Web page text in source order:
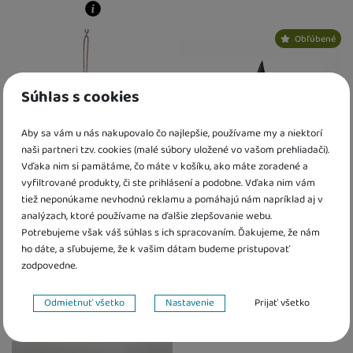
Súhlas s cookies
Aby sa vám u nás nakupovalo čo najlepšie, používame my a niektorí
naši partneri tzv. cookies (malé súbory uložené vo vašom prehliadači).
Vďaka nim si pamätáme, čo máte v košíku, ako máte zoradené a
vyfiltrované produkty, či ste prihlásení a podobne. Vďaka nim vám
tiež neponúkame nevhodnú reklamu a pomáhajú nám napríklad aj v
analýzach, ktoré používame na ďalšie zlepšovanie webu.
Potrebujeme však váš súhlas s ich spracovaním. Ďakujeme, že nám
ho dáte, a sľubujeme, že k vašim dátam budeme pristupovať
zodpovedne.
Nastavenie súhlasov s kategóriami cookies
VŽDY AKTÍVNE
Odmietnuť všetko Nastavenie Prijať všetko
Kdy zboží dostanete?
Osobný odber vo výdajnom mieste
12. 8.
5 a více ks:Osobný odber vo výdajnom mieste17. 8.
Osobný odber vo
18. 8.
Disk hojdacia kvietka priemer
29 cm
8,30
skladem 1 ks
Obľúbené
Čarodejnícky klobúk
Osobný odber vo